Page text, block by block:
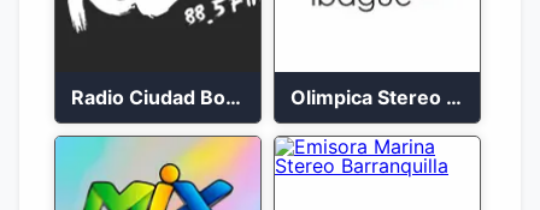
Radio Ciudad Bolívar 88.5 FM Olimpica Stereo Ibagué 94.3 FM